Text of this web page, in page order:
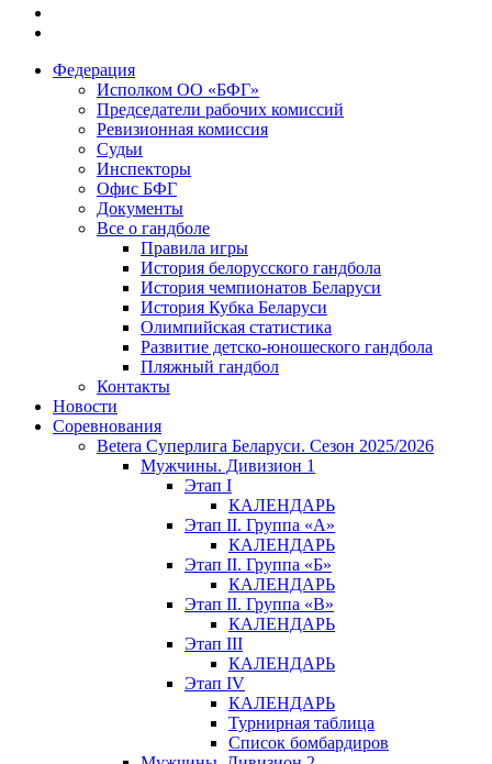
Федерация
Исполком ОО «БФГ»
Председатели рабочих комиссий
Ревизионная комиссия
Судьи
Инспекторы
Офис БФГ
Документы
Все о гандболе
Правила игры
История белорусского гандбола
История чемпионатов Беларуси
История Кубка Беларуси
Олимпийская статистика
Развитие детско-юношеского гандбола
Пляжный гандбол
Контакты
Новости
Соревнования
Betera Суперлига Беларуси. Сезон 2025/2026
Мужчины. Дивизион 1
Этап I
КАЛЕНДАРЬ
Этап II. Группа «А»
КАЛЕНДАРЬ
Этап II. Группа «Б»
КАЛЕНДАРЬ
Этап II. Группа «В»
КАЛЕНДАРЬ
Этап III
КАЛЕНДАРЬ
Этап IV
КАЛЕНДАРЬ
Турнирная таблица
Список бомбардиров